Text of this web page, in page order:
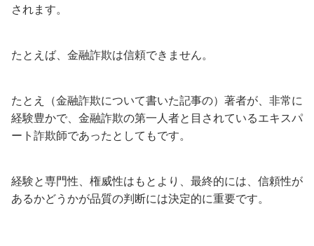
されます。
たとえば、金融詐欺は信頼できません。
たとえ（金融詐欺について書いた記事の）著者が、非常に
経験豊かで、金融詐欺の第一人者と目されているエキスパ
ート詐欺師であったとしてもです。
経験と専門性、権威性はもとより、最終的には、信頼性が
あるかどうかが品質の判断には決定的に重要です。